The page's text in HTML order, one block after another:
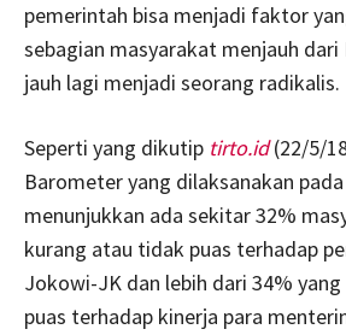
pemerintah bisa menjadi faktor
sebagian masyarakat menjauh dari
jauh lagi menjadi seorang radikalis.
Seperti yang dikutip tirto.id (22/5/
Barometer yang dilaksanakan
menunjukkan ada sekitar 32%
kurang atau tidak puas terhadap
Jokowi-JK dan lebih dari 34%
puas terhadap kinerja para